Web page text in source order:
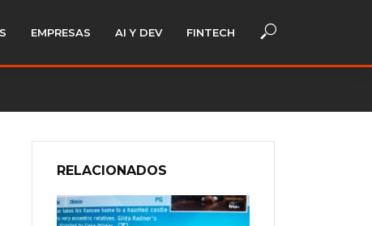
EMPRESAS AI Y DEV FINTECH
RELACIONADOS